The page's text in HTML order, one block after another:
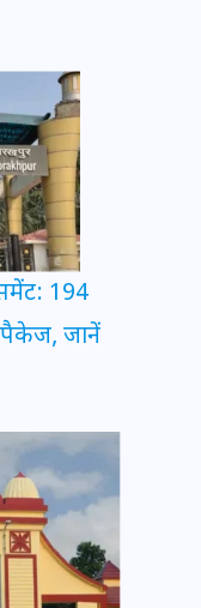
194
पैकेज, जानें